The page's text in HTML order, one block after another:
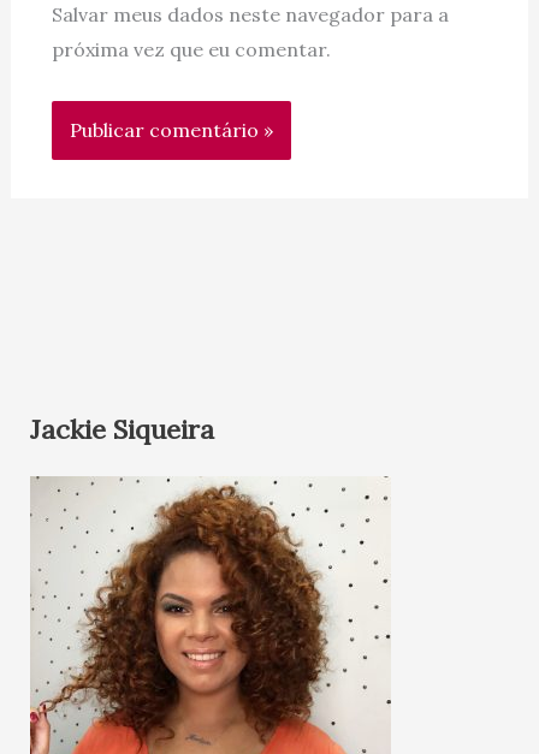
Salvar meus dados neste navegador para a
próxima vez que eu comentar.
Jackie Siqueira